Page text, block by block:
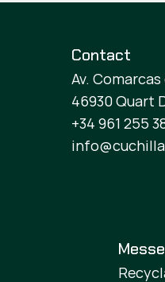
Contact
Av.
46930 Quart
+34 961 255